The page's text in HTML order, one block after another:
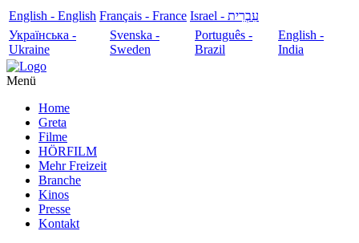
English - English Français - France
עִבְרִית - Israel
Українська -
Ukraine
Svenska -
Sweden
Português -
Brazil
English -
India
Menü
Home
Greta
Filme
HÖRFILM
Mehr Freizeit
Branche
Kinos
Presse
Kontakt